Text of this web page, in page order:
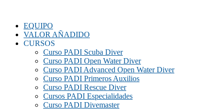
EQUIPO
VALOR AÑADIDO
CURSOS
Curso PADI Scuba Diver
Curso PADI Open Water Diver
Curso PADI Advanced Open Water Diver
Curso PADI Primeros Auxilios
Curso PADI Rescue Diver
Cursos PADI Especialidades
Curso PADI Divemaster